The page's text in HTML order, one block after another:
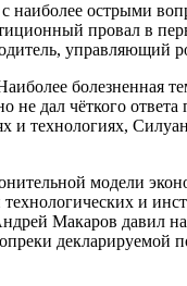
наиболее острыми
провал в
управляющий
болезненная
не дал чёткого ответа
технологиях,
модели
и
Макаров давил
декларируемой